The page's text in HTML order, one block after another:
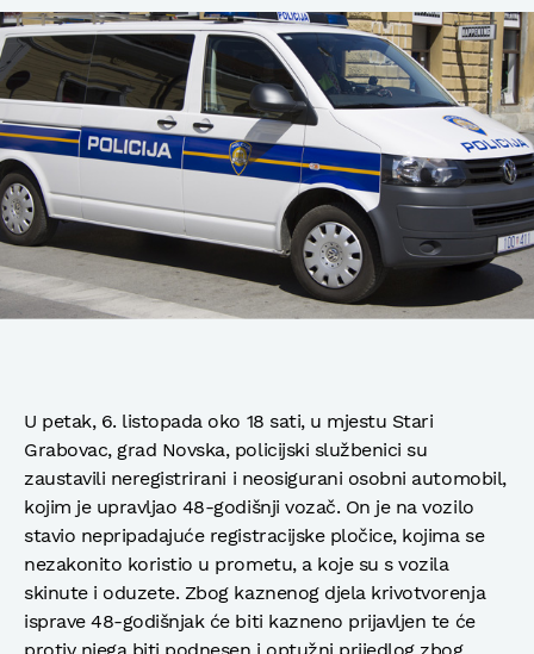
U petak, 6. listopada oko 18 sati, u mjestu Stari
Grabovac, grad Novska, policijski službenici su
zaustavili neregistrirani i neosigurani osobni automobil,
kojim je upravljao 48-godišnji vozač. On je na vozilo
stavio nepripadajuće registracijske pločice, kojima se
nezakonito koristio u prometu, a koje su s vozila
skinute i oduzete. Zbog kaznenog djela krivotvorenja
isprave 48-godišnjak će biti kazneno prijavljen te će